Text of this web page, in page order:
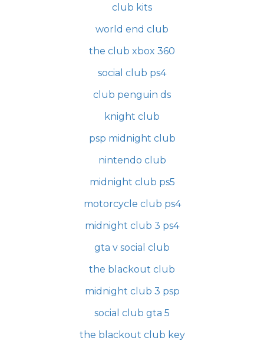
club kits
world end club
the club xbox 360
social club ps4
club penguin ds
knight club
psp midnight club
nintendo club
midnight club ps5
motorcycle club ps4
midnight club 3 ps4
gta v social club
the blackout club
midnight club 3 psp
social club gta 5
the blackout club key